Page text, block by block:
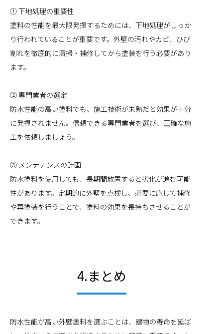
① 下地処理の重要性
塗料の性能を最大限発揮するためには、下地処理がしっか
り行われていることが重要です。外壁の汚れやカビ、ひび
割れを徹底的に清掃・補修してから塗装を行う必要があり
ます。
② 専門業者の選定
防水性能の高い塗料でも、施工技術が未熟だと効果が十分
に発揮されません。信頼できる専門業者を選び、正確な施
工を依頼しましょう。
③ メンテナンスの計画
防水塗料を使用しても、長期間放置すると劣化が進む可能
性があります。定期的に外壁を点検し、必要に応じて補修
や再塗装を行うことで、塗料の効果を長持ちさせることが
できます。
4.まとめ
防水性能が高い外壁塗料を選ぶことは、建物の寿命を延ば